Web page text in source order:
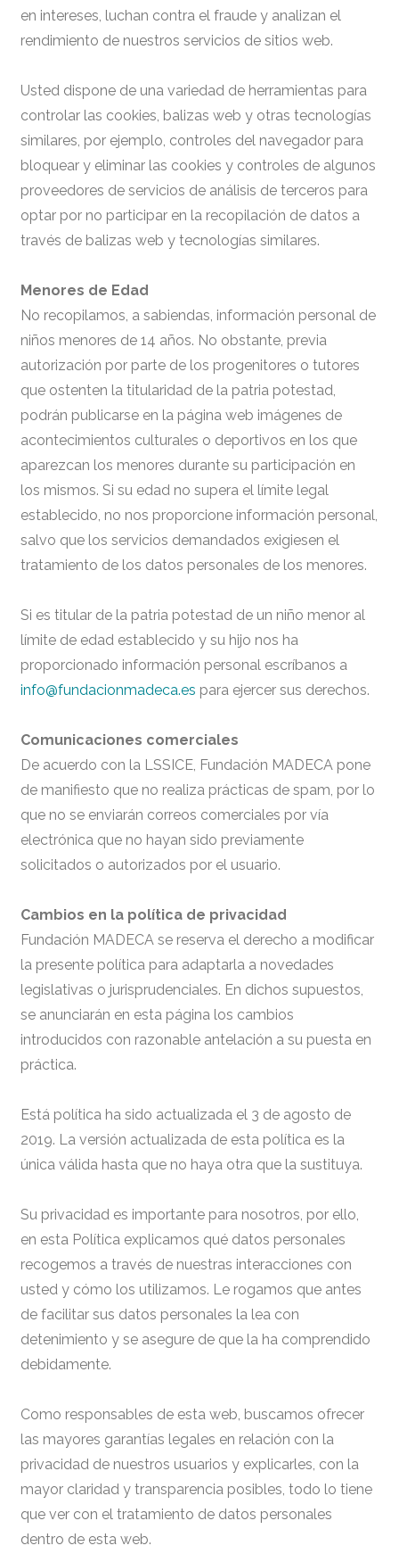
en intereses, luchan contra el fraude y analizan el
rendimiento de nuestros servicios de sitios web.
Usted dispone de una variedad de herramientas para
controlar las cookies, balizas web y otras tecnologías
similares, por ejemplo, controles del navegador para
bloquear y eliminar las cookies y controles de algunos
proveedores de servicios de análisis de terceros para
optar por no participar en la recopilación de datos a
través de balizas web y tecnologías similares.
Menores de Edad
No recopilamos, a sabiendas, información personal de
niños menores de 14 años. No obstante, previa
autorización por parte de los progenitores o tutores
que ostenten la titularidad de la patria potestad,
podrán publicarse en la página web imágenes de
acontecimientos culturales o deportivos en los que
aparezcan los menores durante su participación en
los mismos. Si su edad no supera el límite legal
establecido, no nos proporcione información personal,
salvo que los servicios demandados exigiesen el
tratamiento de los datos personales de los menores.
Si es titular de la patria potestad de un niño menor al
límite de edad establecido y su hijo nos ha
proporcionado información personal escríbanos a
info@fundacionmadeca.es para ejercer sus derechos.
Comunicaciones comerciales
De acuerdo con la LSSICE, Fundación MADECA pone
de manifiesto que no realiza prácticas de spam, por lo
que no se enviarán correos comerciales por vía
electrónica que no hayan sido previamente
solicitados o autorizados por el usuario.
Cambios en la política de privacidad
Fundación MADECA se reserva el derecho a modificar
la presente política para adaptarla a novedades
legislativas o jurisprudenciales. En dichos supuestos,
se anunciarán en esta página los cambios
introducidos con razonable antelación a su puesta en
práctica.
Está política ha sido actualizada el 3 de agosto de
2019. La versión actualizada de esta política es la
única válida hasta que no haya otra que la sustituya.
Su privacidad es importante para nosotros, por ello,
en esta Política explicamos qué datos personales
recogemos a través de nuestras interacciones con
usted y cómo los utilizamos. Le rogamos que antes
de facilitar sus datos personales la lea con
detenimiento y se asegure de que la ha comprendido
debidamente.
Como responsables de esta web, buscamos ofrecer
las mayores garantías legales en relación con la
privacidad de nuestros usuarios y explicarles, con la
mayor claridad y transparencia posibles, todo lo tiene
que ver con el tratamiento de datos personales
dentro de esta web.